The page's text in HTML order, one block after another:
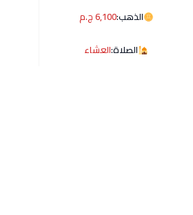
الذهب:6,100 ج.م
الصلاة:العشاء